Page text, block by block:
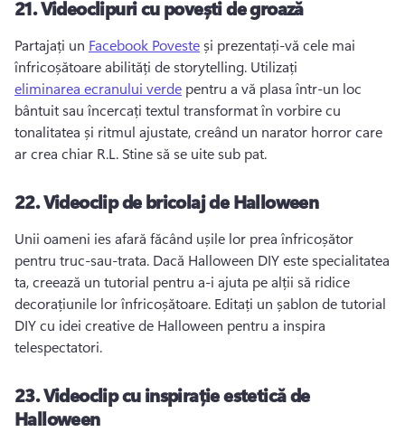
21.Videoclipuri cu povești de groază
Partajați un Facebook Poveste și prezentați-vă cele mai
înfricoșătoare abilități de storytelling. Utilizați
eliminarea ecranului verde pentru a vă plasa într-un loc
bântuit sau încercați textul transformat în vorbire cu
tonalitatea și ritmul ajustate, creând un narator horror care
ar crea chiar R.L. Stine să se uite sub pat.
22.Videoclip de bricolaj de Halloween
Unii oameni ies afară făcând ușile lor prea înfricoșător
pentru truc-sau-trata. Dacă Halloween DIY este specialitatea
ta, creează un tutorial pentru a-i ajuta pe alții să ridice
decorațiunile lor înfricoșătoare. Editați un șablon de tutorial
DIY cu idei creative de Halloween pentru a inspira
telespectatori.
23.Videoclip cu inspirație estetică de
Halloween